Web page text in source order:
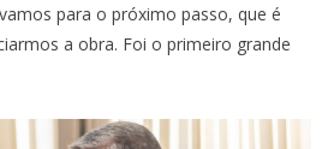
para o próximo passo, que é
a obra. Foi o primeiro grande